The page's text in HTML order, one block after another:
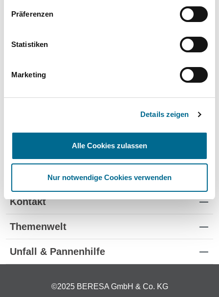
Präferenzen
Statistiken
Marketing
Details zeigen
Alle Cookies zulassen
Nur notwendige Cookies verwenden
-
Schutz vor Wertverlust
Standorte
Kontakt
Themenwelt
Unfall & Pannenhilfe
©2025 BERESA GmbH & Co. KG